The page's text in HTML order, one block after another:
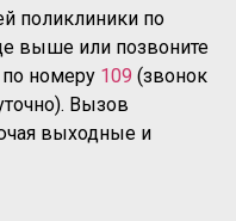
поликлиники по
выше или позвоните
номеру 109 (звонок
Вызов
выходные и